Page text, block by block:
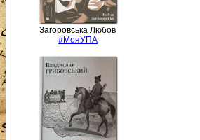
Загоровська Любов
#МояУПА